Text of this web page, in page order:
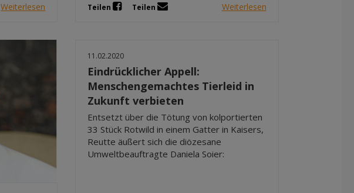
Weiterlesen Teilen Teilen Weiterlesen
11.02.2020
Eindrücklicher Appell:
Menschengemachtes Tierleid in
Zukunft verbieten
Entsetzt über die Tötung von kolportierten
33 Stück Rotwild in einem Gatter in Kaisers,
Reutte äußert sich die diözesane
Umweltbeauftragte Daniela Soier: